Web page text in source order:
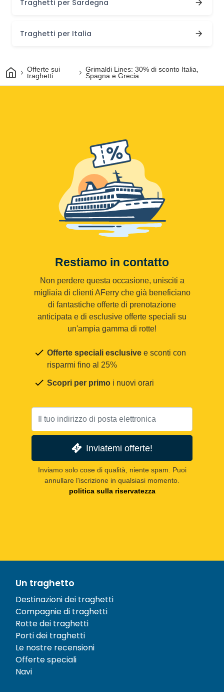
Traghetti per Sardegna
Traghetti per Italia
CasaOfferte sui
traghetti
Grimaldi Lines: 30% di sconto Italia,
Spagna e Grecia
Restiamo in contatto
Non perdere questa occasione, unisciti a
migliaia di clienti AFerry che già beneficiano
di fantastiche offerte di prenotazione
anticipata e di esclusive offerte speciali su
un'ampia gamma di rotte!
Offerte speciali esclusive e sconti con
risparmi fino al 25%
Scopri per primo i nuovi orari
Inviatemi offerte!
Inviamo solo cose di qualità, niente spam. Puoi
annullare l'iscrizione in qualsiasi momento.
politica sulla riservatezza
Un traghetto
Destinazioni dei traghetti
Compagnie di traghetti
Rotte dei traghetti
Porti dei traghetti
Le nostre recensioni
Offerte speciali
Navi